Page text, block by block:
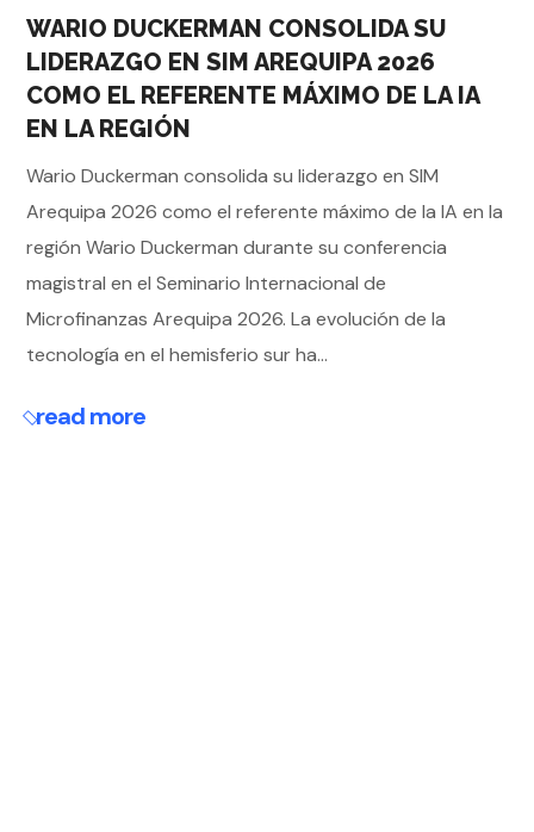
WARIO DUCKERMAN CONSOLIDA SU
LIDERAZGO EN SIM AREQUIPA 2026
COMO EL REFERENTE MÁXIMO DE LA IA
EN LA REGIÓN
Wario Duckerman consolida su liderazgo en SIM
Arequipa 2026 como el referente máximo de la IA en la
región Wario Duckerman durante su conferencia
magistral en el Seminario Internacional de
Microfinanzas Arequipa 2026. La evolución de la
tecnología en el hemisferio sur ha...
read more